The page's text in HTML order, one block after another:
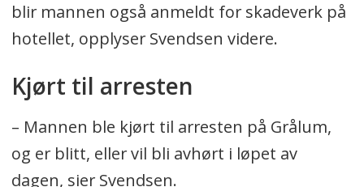
blir mannen også anmeldt for skadeverk på
hotellet, opplyser Svendsen videre.
Kjørt til arresten
– Mannen ble kjørt til arresten på Grålum,
og er blitt, eller vil bli avhørt i løpet av
dagen, sier Svendsen.